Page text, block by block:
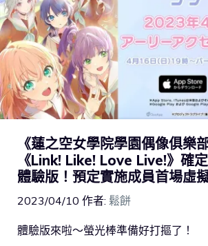
《蓮之空女學院學園偶像俱樂
《Link! Like! Love Live!》確
體驗版！預定實施成員首場虛
2023/04/10 作者: 鬆餅
體驗版來啦～螢光棒準備好打摳了！